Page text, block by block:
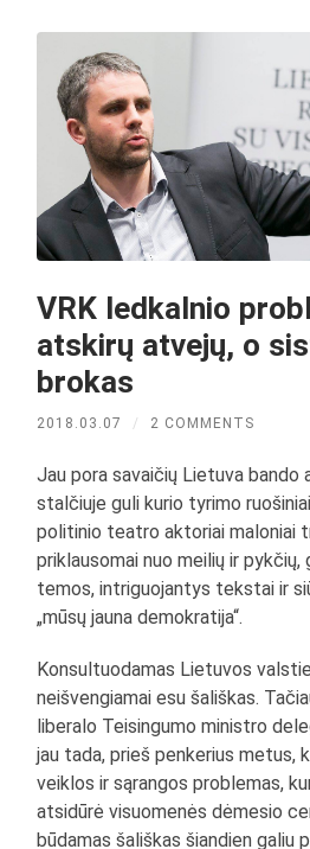
VRK ledkalnio
atskirų atvejų, o
brokas
2018.03.07 / 2 COMMENTS
Jau pora savaičių Lietuva bando
stalčiuje guli kurio tyrimo
politinio teatro aktoriai maloniai
priklausomai nuo meilių ir pykčių,
temos, intriguojantys tekstai ir
„mūsų jauna demokratija“.
Konsultuodamas Lietuvos
neišvengiamai esu šališkas.
liberalo Teisingumo ministro
jau tada, prieš penkerius metus,
veiklos ir sąrangos problemas,
atsidūrė visuomenės dėmesio
būdamas šališkas šiandien galiu